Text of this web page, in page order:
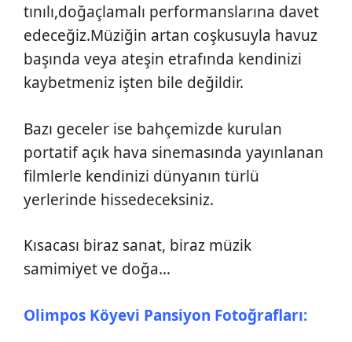
tınılı,doğaçlamalı performanslarına davet
edeceğiz.Müziğin artan coşkusuyla havuz
başında veya ateşin etrafında kendinizi
kaybetmeniz işten bile değildir.
Bazı geceler ise bahçemizde kurulan
portatif açık hava sinemasında yayınlanan
filmlerle kendinizi dünyanın türlü
yerlerinde hissedeceksiniz.
Kısacası biraz sanat, biraz müzik
samimiyet ve doğa…
Olimpos Köyevi Pansiyon Fotoğrafları: